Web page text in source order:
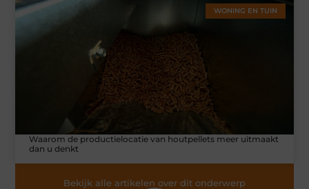
WONING EN TUIN
Waarom de productielocatie van houtpellets meer uitmaakt
dan u denkt
Bekijk alle artikelen over dit onderwerp